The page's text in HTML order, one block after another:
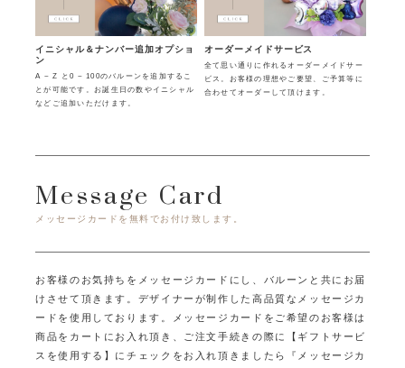
イニシャル＆ナンバー追加オプショ
ン
A ~ Z と0 ~ 100のバルーンを追加するこ
とが可能です。お誕生日の数やイニシャル
などご追加いただけます。
オーダーメイドサービス
全て思い通りに作れるオーダーメイドサー
ビス。お客様の理想やご要望、ご予算等に
合わせてオーダーして頂けます。
Message Card
メッセージカードを無料でお付け致します。
お客様のお気持ちをメッセージカードにし、バルーンと共にお届
けさせて頂きます。 デザイナーが制作した高品質なメッセージカ
ードを使用しております。
メッセージカードをご希望のお客様は
商品をカートにお入れ頂き、ご注文手続きの際に
【ギフトサービ
スを使用する】にチェックをお入れ頂きましたら
『メッセージカ